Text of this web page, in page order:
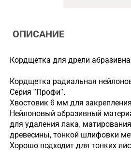
ОПИСАНИЕ
Кордщетка для дрели
Кордщетка радиальная
Серия "Профи".
Хвостовик 6 мм для
Нейлоновый абразивный
для удаления лака,
древесины, тонкой шлифовки
Хорошо подходит для тонких